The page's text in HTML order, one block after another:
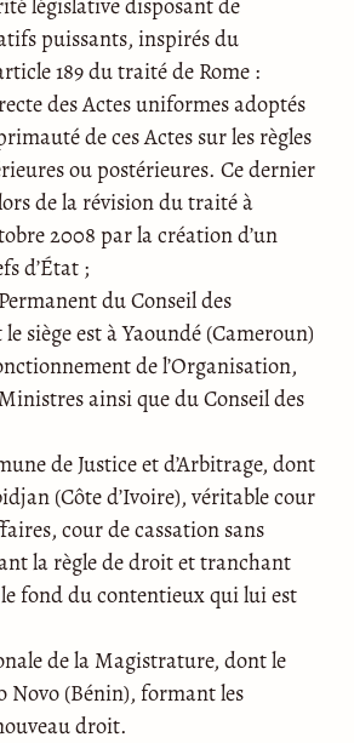
puissants, inspirés du
189 du traité de Rome :
des Actes uniformes adoptés
de ces Actes sur les règles
ou postérieures. Ce dernier
de la révision du traité à
2008 par la création d’un
d’État ;
du Conseil des
siège est à Yaoundé (Cameroun)
de l’Organisation,
ainsi que du Conseil des
de Justice et d’Arbitrage, dont
(Côte d’Ivoire), véritable cour
cour de cassation sans
la règle de droit et tranchant
fond du contentieux qui lui est
de la Magistrature, dont le
Novo (Bénin), formant les
droit.